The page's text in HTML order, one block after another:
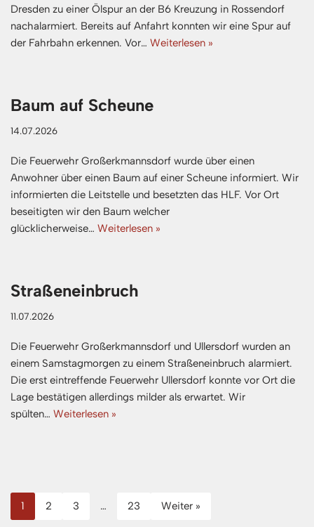
Dresden zu einer Ölspur an der B6 Kreuzung in Rossendorf
nachalarmiert. Bereits auf Anfahrt konnten wir eine Spur auf
der Fahrbahn erkennen. Vor… Weiterlesen »
Baum auf Scheune
14.07.2026
Die Feuerwehr Großerkmannsdorf wurde über einen
Anwohner über einen Baum auf einer Scheune informiert. Wir
informierten die Leitstelle und besetzten das HLF. Vor Ort
beseitigten wir den Baum welcher
glücklicherweise… Weiterlesen »
Straßeneinbruch
11.07.2026
Die Feuerwehr Großerkmannsdorf und Ullersdorf wurden an
einem Samstagmorgen zu einem Straßeneinbruch alarmiert.
Die erst eintreffende Feuerwehr Ullersdorf konnte vor Ort die
Lage bestätigen allerdings milder als erwartet. Wir
spülten… Weiterlesen »
1 2 3 … 23 Weiter »